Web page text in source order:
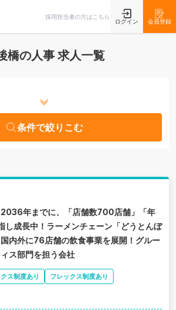
採用担当者の方はこちら
ログイン 会員登録
橋の人事 求人一覧
条件で絞りこむ
2036年までに、「店舗数700店舗」「年
し成長中！ラーメンチェーン「どうとんぼ
内外に76店舗の飲食事業を展開！グルー
ス部門を担う会社
ス制度あり
フレックス制度あり